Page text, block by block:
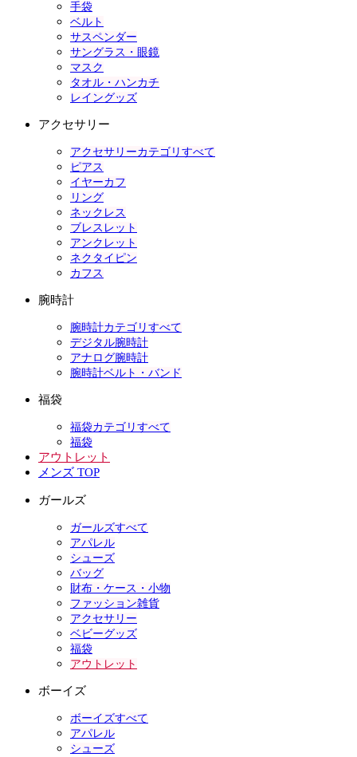
手袋
ベルト
サスペンダー
サングラス・眼鏡
マスク
タオル・ハンカチ
レイングッズ
アクセサリー
アクセサリーカテゴリすべて
ピアス
イヤーカフ
リング
ネックレス
ブレスレット
アンクレット
ネクタイピン
カフス
腕時計
腕時計カテゴリすべて
デジタル腕時計
アナログ腕時計
腕時計ベルト・バンド
福袋
福袋カテゴリすべて
福袋
アウトレット
メンズ TOP
ガールズ
ガールズすべて
アパレル
シューズ
バッグ
財布・ケース・小物
ファッション雑貨
アクセサリー
ベビーグッズ
福袋
アウトレット
ボーイズ
ボーイズすべて
アパレル
シューズ